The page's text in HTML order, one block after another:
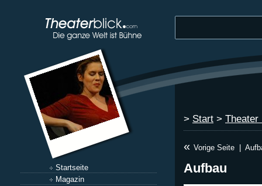
Startseite
Magazin
> Start > Theater
« Vorige Seite
Aufbau